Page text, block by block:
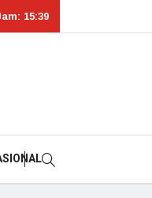
15:39